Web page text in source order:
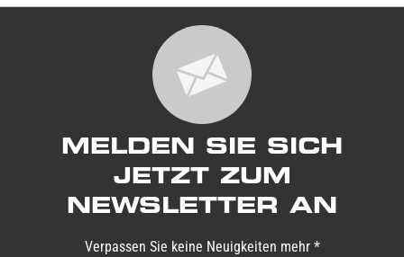
MELDEN SIE SICH
JETZT ZUM
NEWSLETTER AN
Verpassen Sie keine Neuigkeiten mehr *